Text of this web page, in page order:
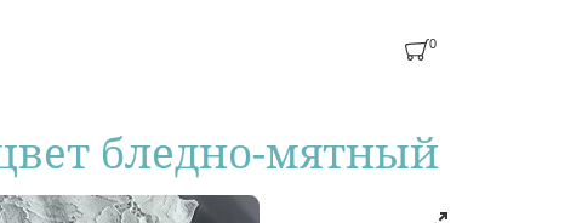
0
бледно-мятный